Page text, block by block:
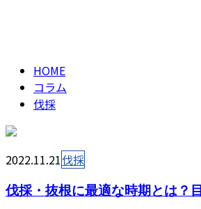
HOME
コラム
伐採
2022.11.21伐採
伐採・抜根に最適な時期とは？